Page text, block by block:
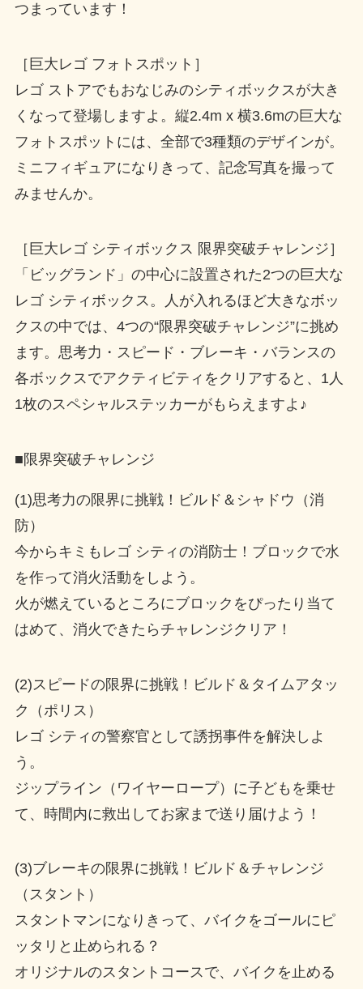
つまっています！
［巨大レゴ フォトスポット］
レゴ ストアでもおなじみのシティボックスが大き
くなって登場しますよ。縦2.4m x 横3.6mの巨大な
フォトスポットには、全部で3種類のデザインが。
ミニフィギュアになりきって、記念写真を撮って
みませんか。
［巨大レゴ シティボックス 限界突破チャレンジ］
「ビッグランド」の中心に設置された2つの巨大な
レゴ シティボックス。人が入れるほど大きなボッ
クスの中では、4つの“限界突破チャレンジ”に挑め
ます。思考力・スピード・ブレーキ・バランスの
各ボックスでアクティビティをクリアすると、1人
1枚のスペシャルステッカーがもらえますよ♪
■限界突破チャレンジ
(1)思考力の限界に挑戦！ビルド＆シャドウ（消
防）
今からキミもレゴ シティの消防士！ブロックで水
を作って消火活動をしよう。
火が燃えているところにブロックをぴったり当て
はめて、消火できたらチャレンジクリア！
(2)スピードの限界に挑戦！ビルド＆タイムアタッ
ク（ポリス）
レゴ シティの警察官として誘拐事件を解決しよ
う。
ジップライン（ワイヤーロープ）に子どもを乗せ
て、時間内に救出してお家まで送り届けよう！
(3)ブレーキの限界に挑戦！ビルド＆チャレンジ
（スタント）
スタントマンになりきって、バイクをゴールにピ
ッタリと止められる？
オリジナルのスタントコースで、バイクを止める